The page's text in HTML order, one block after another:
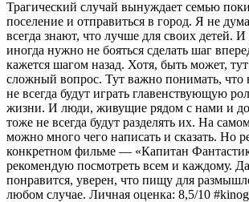
Трагический случай вынуждает семью
поселение и отправиться в город. Я не
всегда знают, что лучше для своих детей.
иногда нужно не бояться сделать шаг
кажется шагом назад. Хотя, быть может,
сложный вопрос. Тут важно понимать,
не всегда будут играть главенствующую
жизни. И люди, живущие рядом с нами и
тоже не всегда будут разделять их. На
можно много чего написать и сказать. Но
конкретном фильме — «Капитан
рекомендую посмотреть всем и каждому.
понравится, уверен, что пищу для
любом случае. Личная оценка: 8,5/10